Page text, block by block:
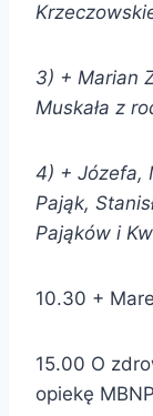
3) + Marian
Muskała z
4) + Józefa,
Pająk,
Pająków i
10.30 +
15.00 O
opiekę